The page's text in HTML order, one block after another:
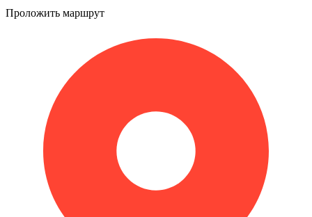
Проложить маршрут